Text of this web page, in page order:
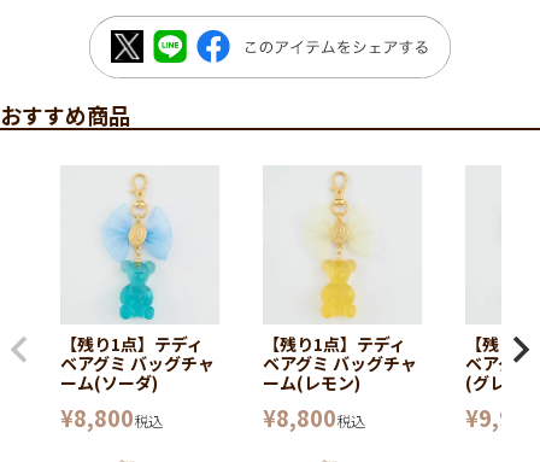
おすすめ商品
【残り1点】テディ
ベアグミ バッグチャ
ーム(ソーダ)
¥8,800税込
【残り1点】テディ
ベアグミ バッグチャ
ーム(レモン)
¥8,800税込
【残り1
ベアグミ
(グレー
¥9,900